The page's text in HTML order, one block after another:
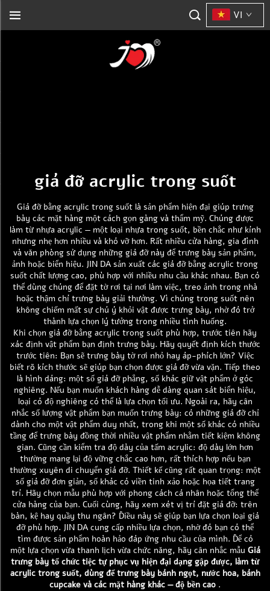
VI
giá đỡ acrylic trong suốt
Giá đỡ bằng acrylic trong suốt là sản phẩm hiện đại giúp trưng
bày các mặt hàng một cách gọn gàng và thẩm mỹ. Chúng được
làm từ nhựa acrylic — một loại nhựa trong suốt, bền chắc như kính
nhưng nhẹ hơn nhiều và khó vỡ hơn. Rất nhiều cửa hàng, gia đình
và văn phòng sử dụng những giá đỡ này để trưng bày sản phẩm,
ảnh hoặc biển hiệu. JIN DA sản xuất các giá đỡ bằng acrylic trong
suốt chất lượng cao, phù hợp với nhiều nhu cầu khác nhau. Bạn có
thể dùng chúng để đặt tờ rơi tại nơi làm việc, treo ảnh trong nhà
hoặc thậm chí trưng bày giải thưởng. Vì chúng trong suốt nên
không chiếm mất sự chú ý khỏi vật được trưng bày, nhờ đó trở
thành lựa chọn lý tưởng trong nhiều tình huống.
Khi chọn giá đỡ bằng acrylic trong suốt phù hợp, trước tiên hãy
xác định vật phẩm bạn định trưng bày. Hãy quyết định kích thước
trước tiên: Bạn sẽ trưng bày tờ rơi nhỏ hay áp-phích lớn? Việc
biết rõ kích thước sẽ giúp bạn chọn được giá đỡ vừa vặn. Tiếp theo
là hình dáng: một số giá đỡ phẳng, số khác giữ vật phẩm ở góc
nghiêng. Nếu bạn muốn khách hàng dễ dàng quan sát biển hiệu,
loại có độ nghiêng có thể là lựa chọn tối ưu. Ngoài ra, hãy cân
nhắc số lượng vật phẩm bạn muốn trưng bày: có những giá đỡ chỉ
dành cho một vật phẩm duy nhất, trong khi một số khác có nhiều
tầng để trưng bày đồng thời nhiều vật phẩm nhằm tiết kiệm không
gian. Cũng cần kiểm tra độ dày của tấm acrylic: độ dày lớn hơn
thường mang lại độ vững chắc cao hơn, rất thích hợp nếu bạn
thường xuyên di chuyển giá đỡ. Thiết kế cũng rất quan trọng: một
số giá đỡ đơn giản, số khác có viền tinh xảo hoặc họa tiết trang
trí. Hãy chọn mẫu phù hợp với phong cách cá nhân hoặc tổng thể
cửa hàng của bạn. Cuối cùng, hãy xem xét vị trí đặt giá đỡ: trên
bàn, kệ hay quầy thu ngân? Điều này sẽ giúp bạn lựa chọn loại giá
đỡ phù hợp. JIN DA cung cấp nhiều lựa chọn, nhờ đó bạn có thể
tìm được sản phẩm hoàn hảo đáp ứng nhu cầu của mình. Để có
một lựa chọn vừa thanh lịch vừa chức năng, hãy cân nhắc mẫu Giá
trưng bày tổ chức tiệc tự phục vụ hiện đại dạng gập được, làm từ
acrylic trong suốt, dùng để trưng bày bánh ngọt, nước hoa, bánh
cupcake và các mặt hàng khác — độ bền cao .